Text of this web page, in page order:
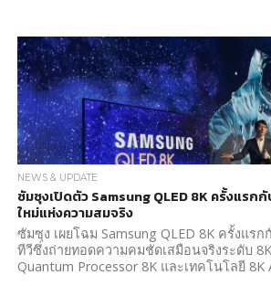
NEWS & UPDATE
ซัมซุงเปิดตัว Samsung QLED 8K ครั้งแร
ใหม่แห่งความสมจริง
ซัมซุง เผยโฉม Samsung QLED 8K ครั้งแร
ทีวีซึ่งถ่ายทอดความคมชัดเสมือนจริงระดับ
Quantum Processor 8K และเทคโนโลยี 8K